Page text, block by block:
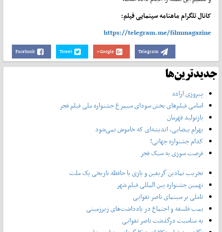
کانال تلگرام ماهنامه سینمایی فیلم:
https://telegram.me/filmmagazine
Facebook Tweet Google+ Telegram
جدیدترین‌ها
پیروزی اراده
اسامی فیلم‌های بخش سودای سیمرغ جشنواره‌ ملی فیلم فجر
بازتولید قهرمان
بهرام بیضایی، اندیشه‌ای که خاموش نمی‌شود
کدام جشنواره جهانی!
فرصت سوزی به سبک فجر
تخریب نمادین گریفین و بازی با حافظه تاریخی یک ملت
نهمین جشنواره بین المللی فیلم شهر
تاملی بر سینمای ناصر تقوایی
بمب فلسفه و اجتماع در یادداشت‌های زیرزمینی
به مناسبت درگذشت ناصر تقوایی